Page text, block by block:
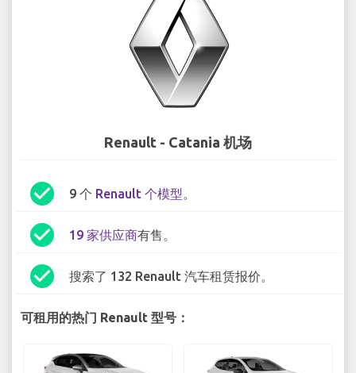
Renault - Catania 机场
check_circle 9 个 Renault 个模型。
check_circle 19 家供应商有售。
check_circle 搜索了 132 Renault 汽车租赁报价。
可租用的热门 Renault 型号：